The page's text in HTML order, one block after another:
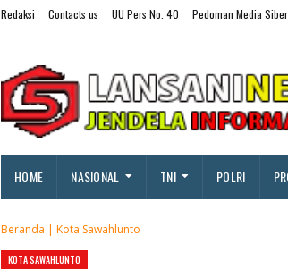
Redaksi Contacts us UU Pers No. 40 Pedoman Media Siber
HOME NASIONAL TNI POLRI
Beranda | Kota Sawahlunto
KOTA SAWAHLUNTO